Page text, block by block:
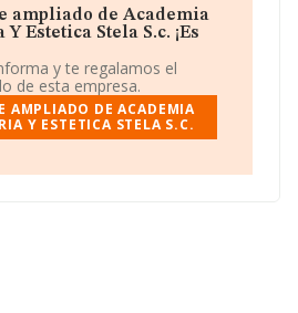
Stela S.c. toma la forma
ampliado de Academia
Estetica Stela S.c. ¡Es
y te regalamos el
de esta empresa.
AMPLIADO DE ACADEMIA
Y ESTETICA STELA S.C.